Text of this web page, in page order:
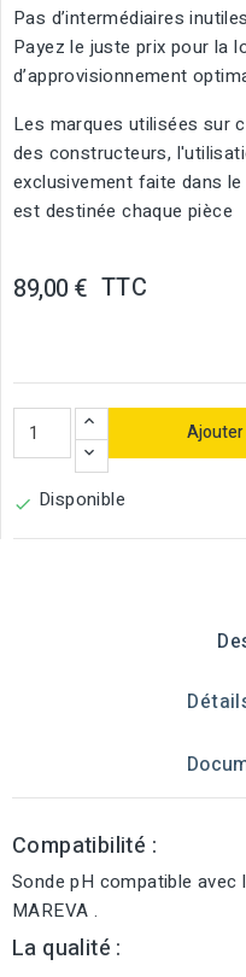
Pas d’intermédiaires
Payez le juste prix pour la
d’approvisionnement
Les marques utilisées sur
des constructeurs,
exclusivement faite dans
est destinée chaque pièce
89,00 € TTC
 Disponible
Compatibilité :
Sonde pH compatible avec
MAREVA .
La qualité :